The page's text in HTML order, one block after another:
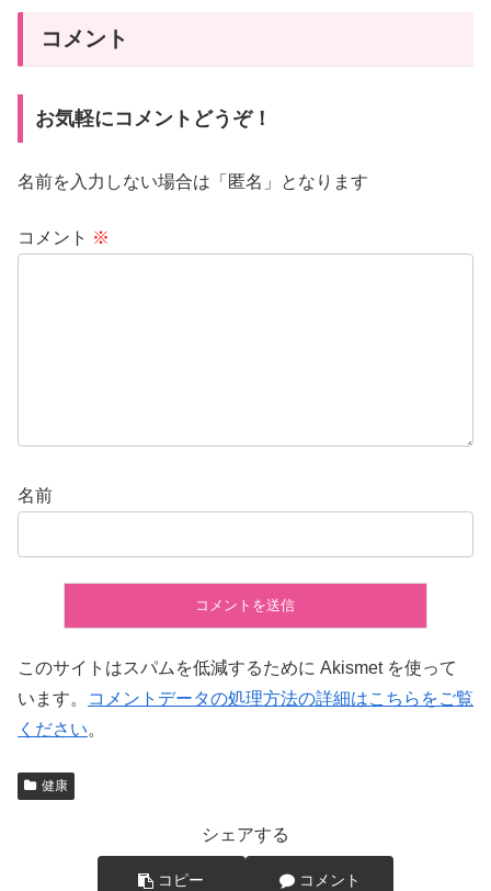
コメント
お気軽にコメントどうぞ！
名前を入力しない場合は「匿名」となります
コメント ※
名前
このサイトはスパムを低減するために Akismet を使って
います。
コメントデータの処理方法の詳細はこちらをご覧
ください。
健康
シェアする
コピー コメント